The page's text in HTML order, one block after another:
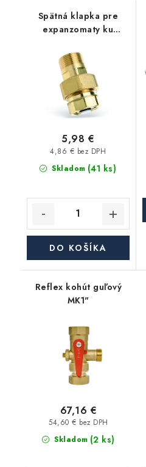
Spätná klapka pre
expanzomaty ku
Skladom (41 ks)
4,86 € bez DPH
5,98 €
DO KOŠÍKA
Reflex kohút guľový
MK1"
Skladom (2 ks)
54,60 € bez DPH
67,16 €